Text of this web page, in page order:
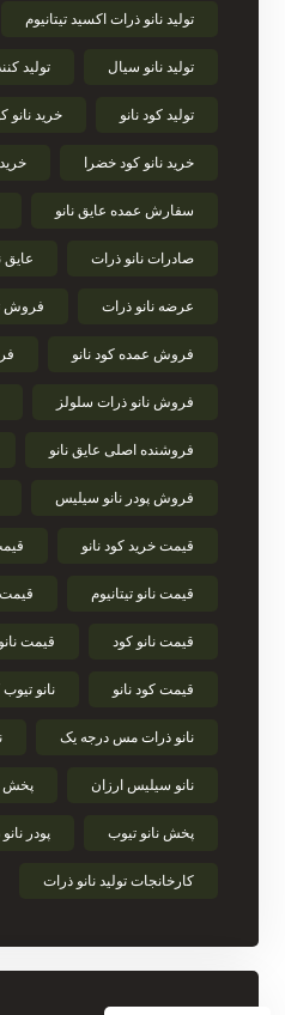
تولید نانو ذرات اکسید تیتانیوم
تولید نانو سیال تولید
تولید کود نانو خرید نانو
خرید نانو کود خضرا
سفارش عمده عایق نانو
صادرات نانو ذرات عایق
عرضه نانو ذرات فروش
فروش عمده کود نانو
فروش نانو ذرات سلولز
فروشنده اصلی عایق نانو
فروش پودر نانو سیلیس
قیمت خرید کود نانو
قیمت نانو تیتانیوم
قیمت نانو کود قیمت
قیمت کود نانو نانو
نانو ذرات مس درجه یک
نانو سیلیس ارزان پخش
پخش نانو تیوب پودر
کارخانجات تولید نانو ذرات